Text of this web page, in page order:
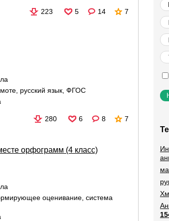
223 5 14 7
русский язык ФГОС
280 6 8 7
орфограмм (4 класс)
оценивание система